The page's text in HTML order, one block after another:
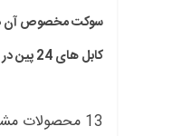
سوکت مخصوص آن در
کابل های 24 پین در مدل ها و سایز های مختلف موجود می باشد که بقیه کابل ها را میتوانید از اینجا مشاهده کنید.
13 محصولات مشابه در شاخه های مختلف: